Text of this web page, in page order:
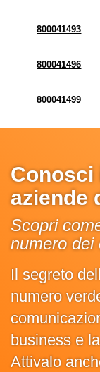
800041493
800041496
800041499
Conosci
aziende
Scopri
numero dei
Il segreto
numero
business e
Attivalo